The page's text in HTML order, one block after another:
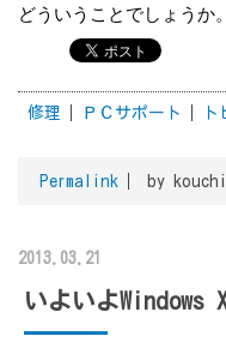
どういうことでしょうか
修理 ＰＣサポート
Permalink by
2013.03.21
いよいよWindows